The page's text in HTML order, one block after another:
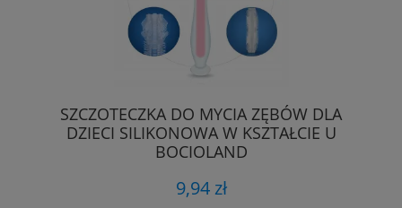
SZCZOTECZKA DO MYCIA ZĘBÓW DLA
DZIECI SILIKONOWA W KSZTAŁCIE U
BOCIOLAND
9,94 zł